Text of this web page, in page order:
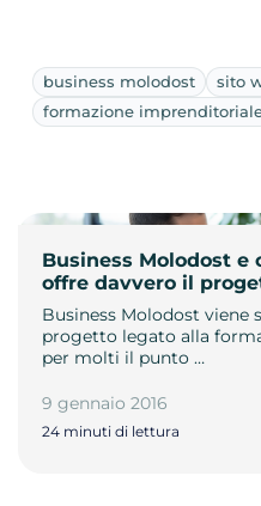
business molodost
sito
formazione
Business Molodost e
offre davvero il
Business Molodost viene
progetto legato alla
per molti il punto …
9 gennaio 2016
24 minuti di lettura